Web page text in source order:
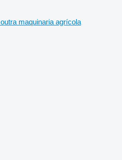
outra maquinaria agrícola